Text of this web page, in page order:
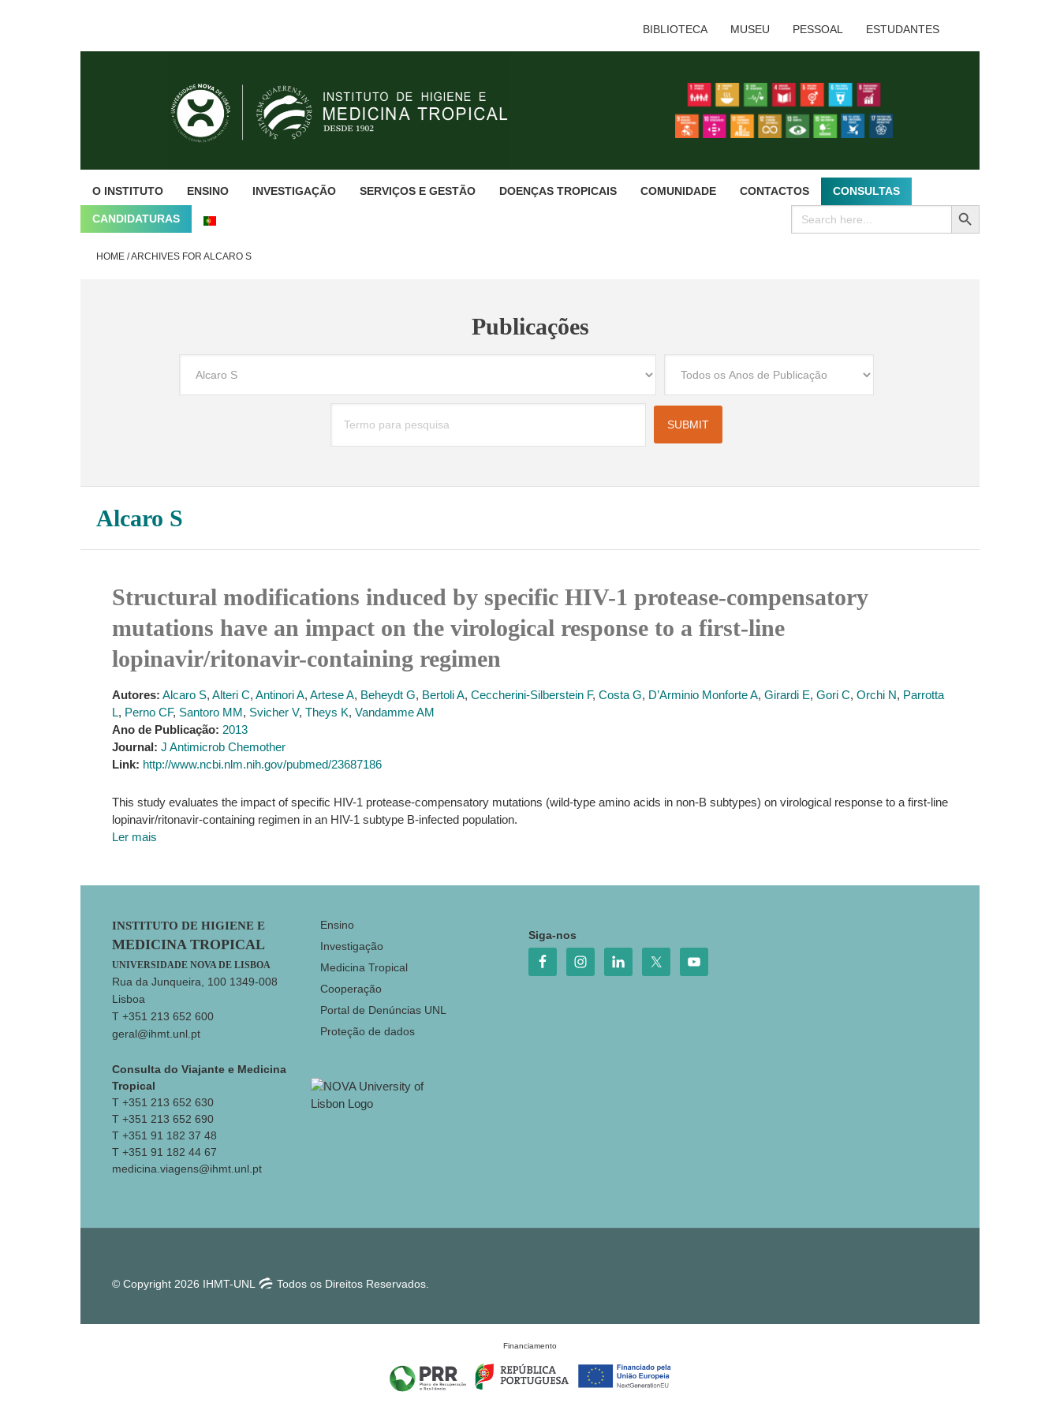
BIBLIOTECA MUSEU PESSOAL ESTUDANTES
O INSTITUTO ENSINO INVESTIGAÇÃO SERVIÇOS E GESTÃO DOENÇAS TROPICAIS COMUNIDADE CONTACTOS CONSULTAS
CANDIDATURAS
Search
for:
SEARCH BUTTON
HOME /ARCHIVES FOR ALCARO S
Publicações
Alcaro S
Structural modifications induced by specific HIV-1 protease-compensatory
mutations have an impact on the virological response to a first-line
lopinavir/ritonavir-containing regimen
Autores: Alcaro S, Alteri C, Antinori A, Artese A, Beheydt G, Bertoli A, Ceccherini-Silberstein F, Costa G, D’Arminio Monforte A, Girardi E, Gori C, Orchi N, Parrotta
L, Perno CF, Santoro MM, Svicher V, Theys K, Vandamme AM
Ano de Publicação: 2013
Journal: J Antimicrob Chemother
Link: http://www.ncbi.nlm.nih.gov/pubmed/23687186
This study evaluates the impact of specific HIV-1 protease-compensatory mutations (wild-type amino acids in non-B subtypes) on virological response to a first-line
lopinavir/ritonavir-containing regimen in an HIV-1 subtype B-infected population.
Ler mais
Footer
INSTITUTO DE HIGIENE E
MEDICINA TROPICAL
UNIVERSIDADE NOVA DE LISBOA
Rua da Junqueira, 100 1349-008
Lisboa
T +351 213 652 600
geral@ihmt.unl.pt
Consulta do Viajante e Medicina
Tropical
T +351 213 652 630
T +351 213 652 690
T +351 91 182 37 48
T +351 91 182 44 67
medicina.viagens@ihmt.unl.pt
Ensino
Investigação
Medicina Tropical
Cooperação
Portal de Denúncias UNL
Proteção de dados
Siga-nos
© Copyright 2026 IHMT-UNL Todos os Direitos Reservados.
Financiamento